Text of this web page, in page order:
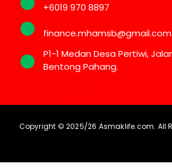
+6019 970 8897
finance.mhamsb@gmail.com
P1-1 Medan Desa Pertiwi,
Bentong Pahang.
Copyright © 2025/26 Asmaklife.com. All